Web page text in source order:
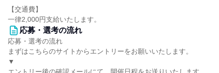
【交通費】
一律2,000円支給いたします。
応募・選考の流れ
応募・選考の流れ
まずはこちらのサイトからエントリーをお願いいたします。
▼